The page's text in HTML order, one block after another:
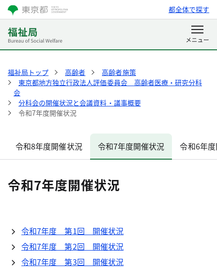
都全体で探す
福祉局トップ 高齢者
高齢者施策
東京都地方独立行政法人評価委員会 高齢者医療・研究分科
会
分科会の開催状況と会議資料・議事概要
令和7年度開催状況
令和8年度開催状況 令和7年度開催状況 令和6年
令和7年度開催状況
令和7年度 第1回 開催状況
令和7年度 第2回 開催状況
令和7年度 第3回 開催状況